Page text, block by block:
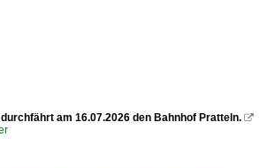
durchfährt am 16.07.2026 den Bahnhof Pratteln. 